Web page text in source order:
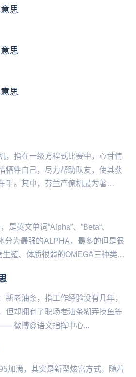
思
思
思
，指在一级方程式比赛中，心甘情
牺牲自己，尽力帮助队友，使其获
手。其中，芬兰产僚机最为著
是英文单词“Alpha”、”Beta“、
分为最强的ALPHA，最多的但是很
殖、体质很弱的OMEGA三种类，
新老油条，指工作经验没有几年，
但却拥有了职场老油条糊弄摸鱼等
微博@语文指挥中心...
加满，其实是新型炫富方式。随着